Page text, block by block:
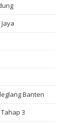
Banten
3